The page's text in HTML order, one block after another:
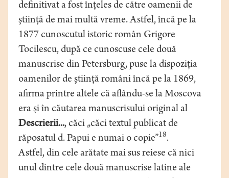
definitivat a fost înţeles de către oamenii de
ştiinţă de mai multă vreme. Astfel, încă pe la
1877 cunoscutul istoric român Grigore
Tocilescu, după ce cunoscuse cele două
manuscrise din Petersburg, puse la dispoziţia
oamenilor de ştiinţă români încă pe la 1869,
afirma printre altele că aflându-se la Moscova
era şi în căutarea manuscrisului original al
Descrierii..., căci „căci textul publicat de
răposatul d. Papui e numai o copie”18.
Astfel, din cele arătate mai sus reiese că nici
unul dintre cele două manuscrise latine ale